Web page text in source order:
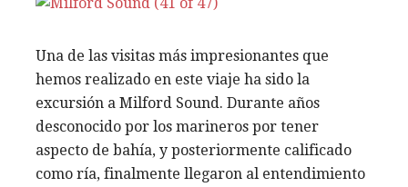
Una de las visitas más impresionantes que
hemos realizado en este viaje ha sido la
excursión a Milford Sound. Durante años
desconocido por los marineros por tener
aspecto de bahía, y posteriormente calificado
como ría, finalmente llegaron al entendimiento